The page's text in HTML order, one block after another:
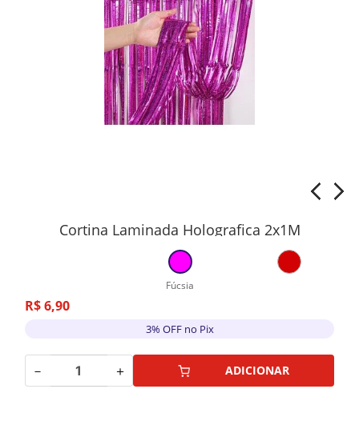
Cortina Laminada Holografica 2x1M
Fúcsia
R$6,90
3% OFF no Pix
－ ＋ ADICIONAR